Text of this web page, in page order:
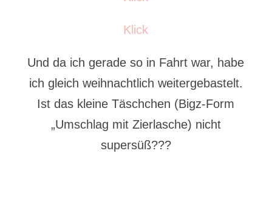
Klick
Und da ich gerade so in Fahrt war, habe
ich gleich weihnachtlich weitergebastelt.
Ist das kleine Täschchen (Bigz-Form
„Umschlag mit Zierlasche) nicht
supersüß???